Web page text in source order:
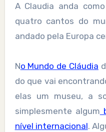
A Claudia anda como saltimbanco quase pelo
quatro cantos do
andado pela Europa
No Mundo de Cláudia
do que vai
elas um museu, a
simplesmente algum
nível internacional.